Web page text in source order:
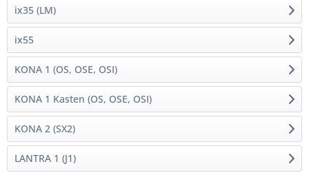
ix35 (LM)
ix55
KONA 1 (OS, OSE, OSI)
KONA 1 Kasten (OS, OSE, OSI)
KONA 2 (SX2)
LANTRA 1 (J1)